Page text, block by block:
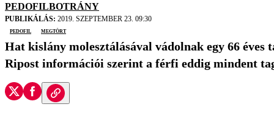
PEDOFILBOTRÁNY
PUBLIKÁLÁS: 2019. SZEPTEMBER 23. 09:30
pedofil
megtört
Hat kislány molesztálásával vádolnak egy 66
Ripost információi szerint a férfi eddig mindent